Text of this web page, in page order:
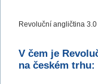
Revoluční angličtina 3.0
V čem je
na českém trhu: